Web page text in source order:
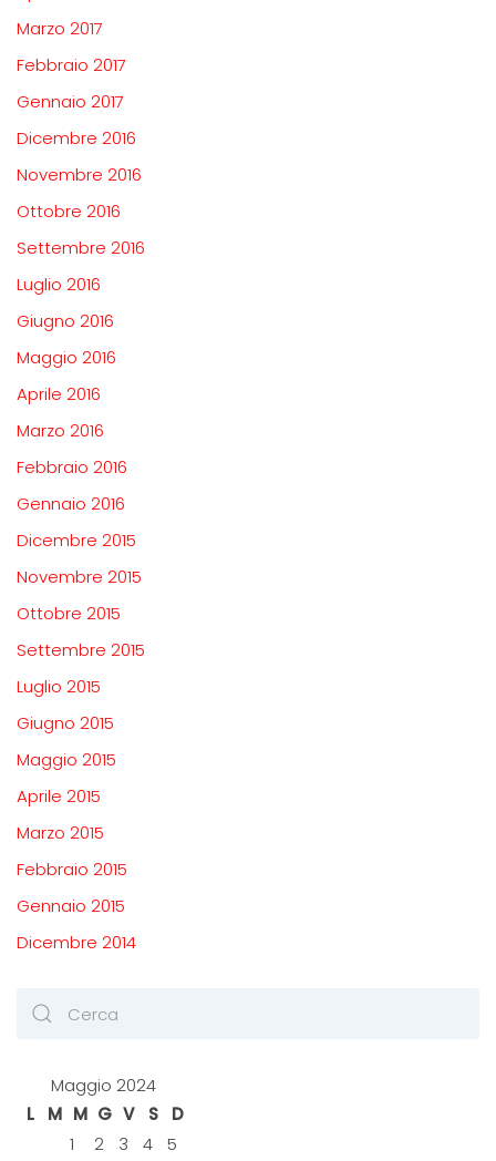
Marzo 2017
Febbraio 2017
Gennaio 2017
Dicembre 2016
Novembre 2016
Ottobre 2016
Settembre 2016
Luglio 2016
Giugno 2016
Maggio 2016
Aprile 2016
Marzo 2016
Febbraio 2016
Gennaio 2016
Dicembre 2015
Novembre 2015
Ottobre 2015
Settembre 2015
Luglio 2015
Giugno 2015
Maggio 2015
Aprile 2015
Marzo 2015
Febbraio 2015
Gennaio 2015
Dicembre 2014
Maggio 2024
L
M M G V S
D
1
2 3 4
5